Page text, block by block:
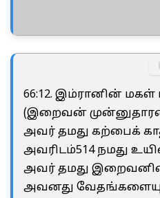
66:12. இம்ரானின்
(இறைவன்
அவர் தமது கற்பைக்
அவரிடம்514 நமது
அவர் தமது
அவனது